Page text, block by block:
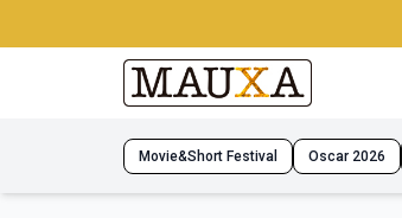
Movie&Short Festival Oscar 2026